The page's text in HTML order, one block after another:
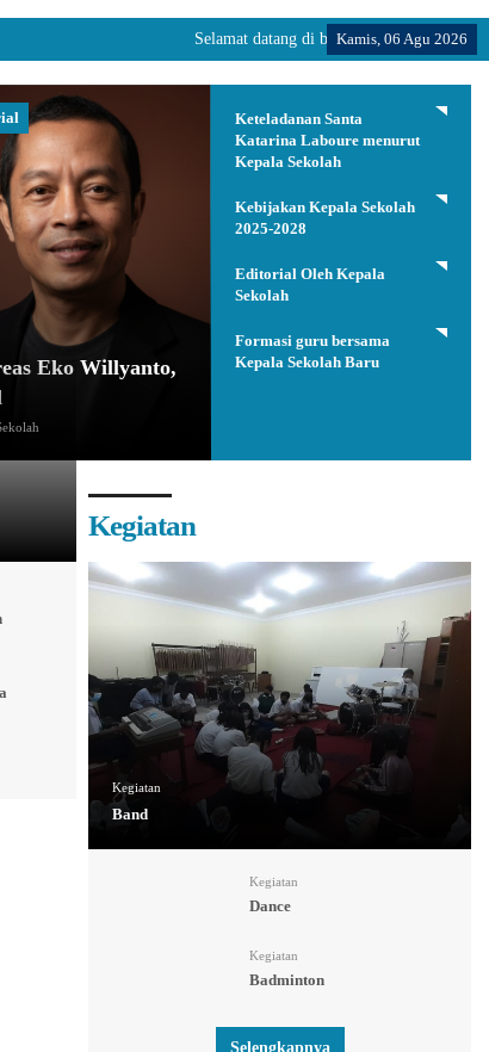
Kamis, 06 Agu 2026
Selamat datang di beranda virtual SMP Santa
Eko Willyanto,
Keteladanan Santa
Katarina Laboure menurut
Kepala Sekolah
Kebijakan Kepala Sekolah
2025-2028
Editorial Oleh Kepala
Sekolah
Formasi guru bersama
Kepala Sekolah Baru
Kegiatan
Kegiatan
Band
Kegiatan
Dance
Kegiatan
Badminton
Selengkapnya